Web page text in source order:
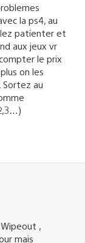
la ps4, au
patienter et
aux jeux vr
le prix
on les
au
,
mais